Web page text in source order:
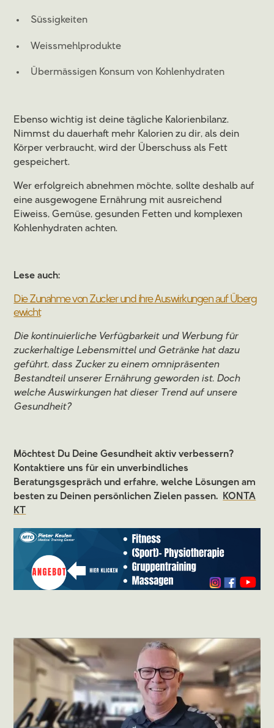
Süssigkeiten
Weissmehlprodukte
Übermässigen Konsum von Kohlenhydraten
Ebenso wichtig ist deine tägliche Kalorienbilanz.
Nimmst du dauerhaft mehr Kalorien zu dir, als dein
Körper verbraucht, wird der Überschuss als Fett
gespeichert.
Wer erfolgreich abnehmen möchte, sollte deshalb auf
eine ausgewogene Ernährung mit ausreichend
Eiweiss, Gemüse, gesunden Fetten und komplexen
Kohlenhydraten achten.
Lese auch:
Die Zunahme von Zucker und ihre Auswirkungen auf Überg
ewicht
Die kontinuierliche Verfügbarkeit und Werbung für
zuckerhaltige Lebensmittel und Getränke hat dazu
geführt, dass Zucker zu einem omnipräsenten
Bestandteil unserer Ernährung geworden ist. Doch
welche Auswirkungen hat dieser Trend auf unsere
Gesundheit?
Möchtest Du Deine Gesundheit aktiv verbessern?
Kontaktiere uns für ein unverbindliches
Beratungsgespräch und erfahre, welche Lösungen am
besten zu Deinen persönlichen Zielen passen.
KONTA
KT